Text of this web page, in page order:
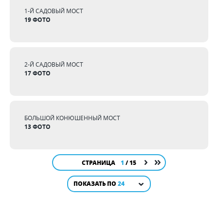
1-Й САДОВЫЙ МОСТ
19 ФОТО
2-Й САДОВЫЙ МОСТ
17 ФОТО
БОЛЬШОЙ КОНЮШЕННЫЙ МОСТ
13 ФОТО
СТРАНИЦА 1 / 15
ПОКАЗАТЬ ПО 24